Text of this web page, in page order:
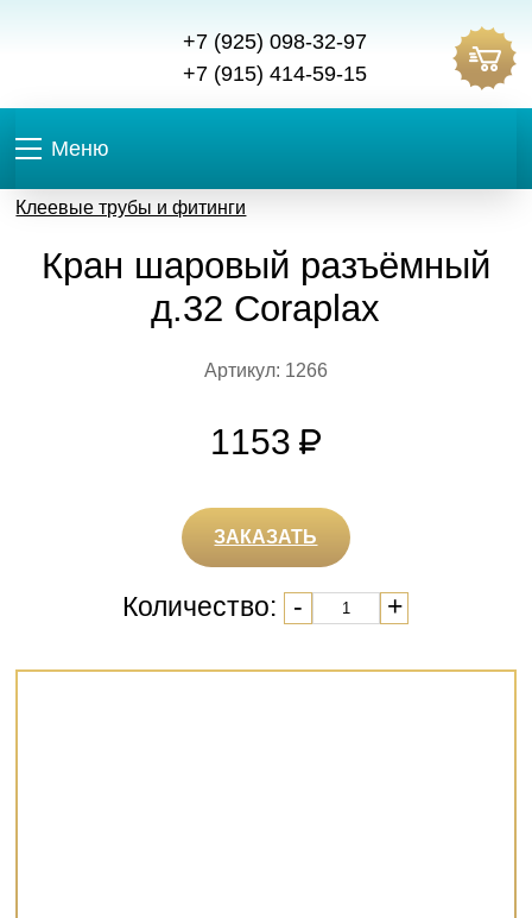
+7 (925) 098-32-97
+7 (915) 414-59-15
Меню
Клеевые трубы и фитинги
Кран шаровый разъёмный
д.32 Coraplax
Артикул: 1266
1153
ЗАКАЗАТЬ
Количество: - +